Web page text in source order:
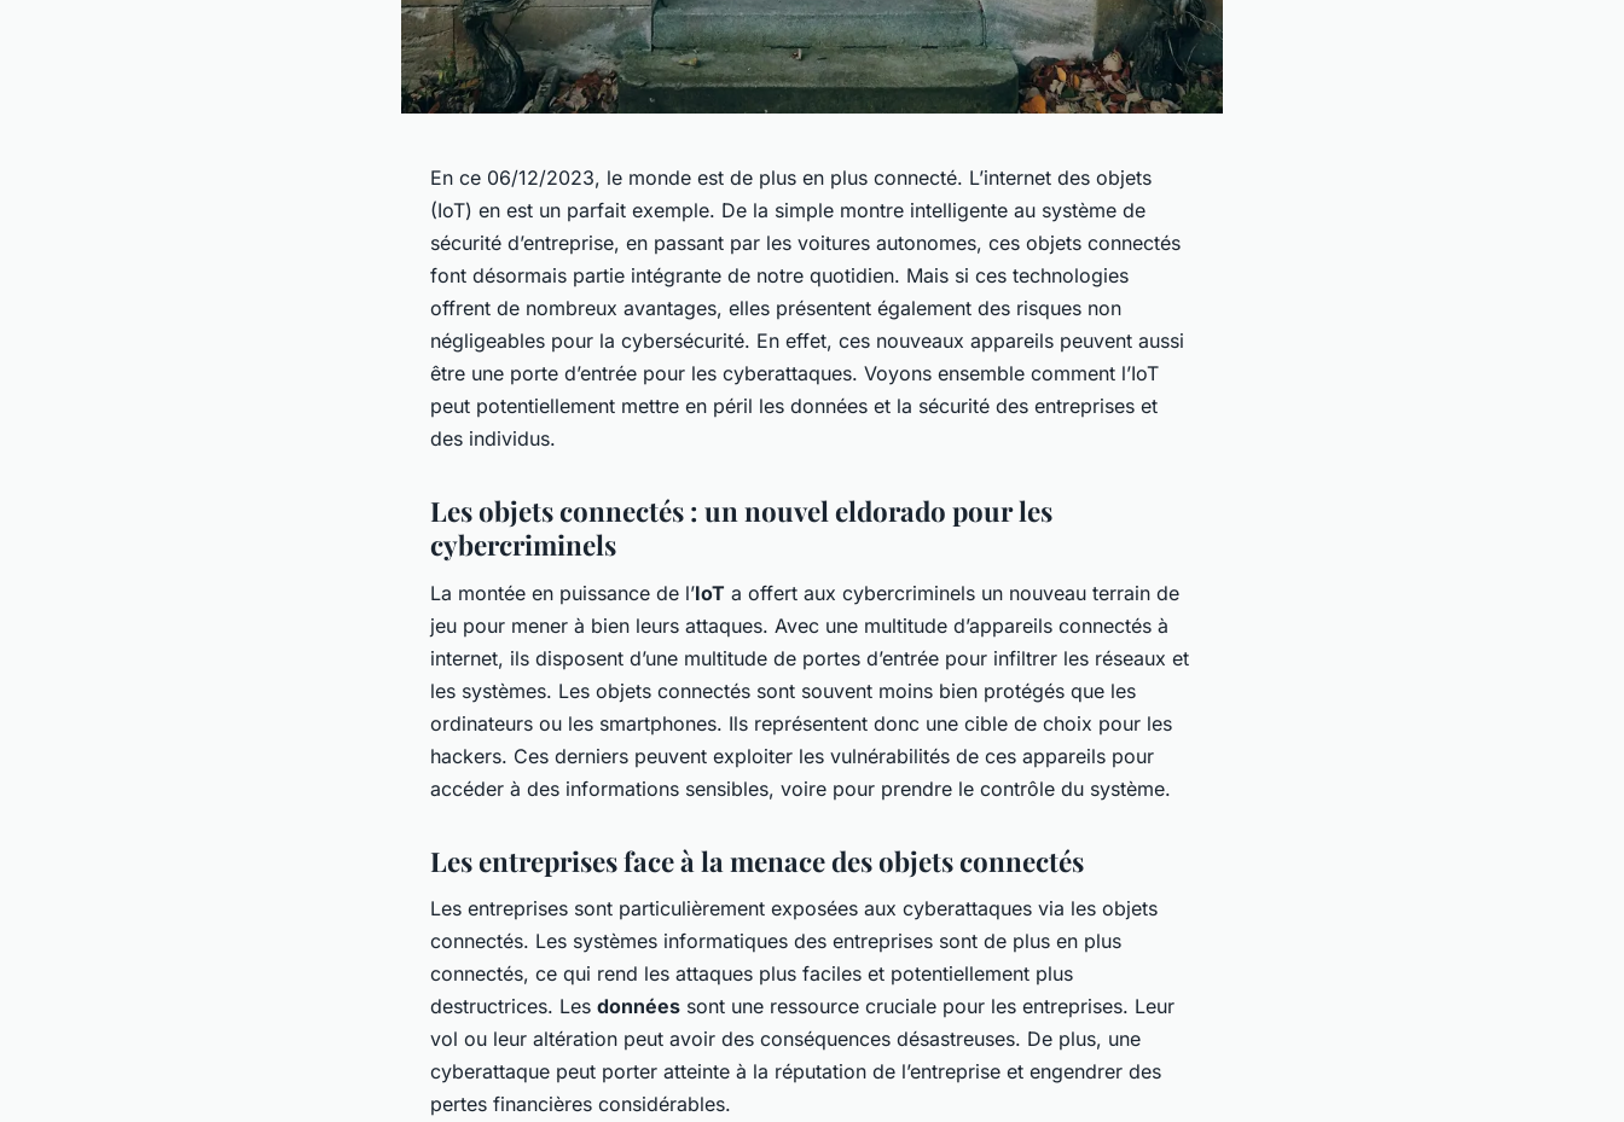
En ce 06/12/2023, le monde est de plus en plus connecté. L’internet des objets
(IoT) en est un parfait exemple. De la simple montre intelligente au système de
sécurité d’entreprise, en passant par les voitures autonomes, ces objets connectés
font désormais partie intégrante de notre quotidien. Mais si ces technologies
offrent de nombreux avantages, elles présentent également des risques non
négligeables pour la cybersécurité. En effet, ces nouveaux appareils peuvent aussi
être une porte d’entrée pour les cyberattaques. Voyons ensemble comment l’IoT
peut potentiellement mettre en péril les données et la sécurité des entreprises et
des individus.
Les objets connectés : un nouvel eldorado pour les
cybercriminels
La montée en puissance de l’IoT a offert aux cybercriminels un nouveau terrain de
jeu pour mener à bien leurs attaques. Avec une multitude d’appareils connectés à
internet, ils disposent d’une multitude de portes d’entrée pour infiltrer les réseaux et
les systèmes. Les objets connectés sont souvent moins bien protégés que les
ordinateurs ou les smartphones. Ils représentent donc une cible de choix pour les
hackers. Ces derniers peuvent exploiter les vulnérabilités de ces appareils pour
accéder à des informations sensibles, voire pour prendre le contrôle du système.
Les entreprises face à la menace des objets connectés
Les entreprises sont particulièrement exposées aux cyberattaques via les objets
connectés. Les systèmes informatiques des entreprises sont de plus en plus
connectés, ce qui rend les attaques plus faciles et potentiellement plus
destructrices. Les données sont une ressource cruciale pour les entreprises. Leur
vol ou leur altération peut avoir des conséquences désastreuses. De plus, une
cyberattaque peut porter atteinte à la réputation de l’entreprise et engendrer des
pertes financières considérables.